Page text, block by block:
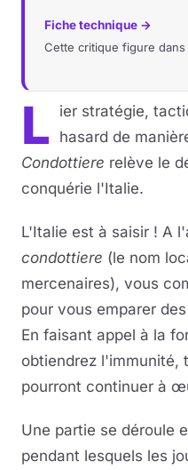
Fiche technique →
Cette critique figure dans
L
ier stratégie,
hasard de
Condottiere relève le
conquérie l'Italie.
L'Italie est à saisir ! A
condottiere (le nom
mercenaires), vous
pour vous emparer
En faisant appel à la
obtiendrez l'immunité,
pourront continuer à
Une partie se déroule
pendant lesquels les